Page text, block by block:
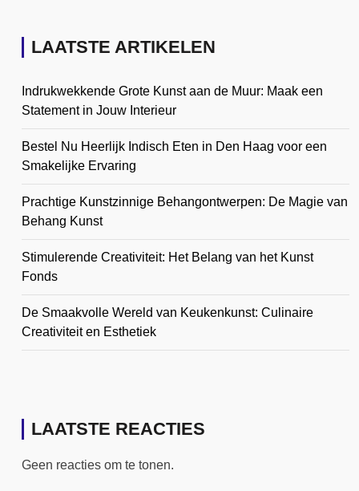
LAATSTE ARTIKELEN
Indrukwekkende Grote Kunst aan de Muur: Maak een
Statement in Jouw Interieur
Bestel Nu Heerlijk Indisch Eten in Den Haag voor een
Smakelijke Ervaring
Prachtige Kunstzinnige Behangontwerpen: De Magie van
Behang Kunst
Stimulerende Creativiteit: Het Belang van het Kunst
Fonds
De Smaakvolle Wereld van Keukenkunst: Culinaire
Creativiteit en Esthetiek
LAATSTE REACTIES
Geen reacties om te tonen.